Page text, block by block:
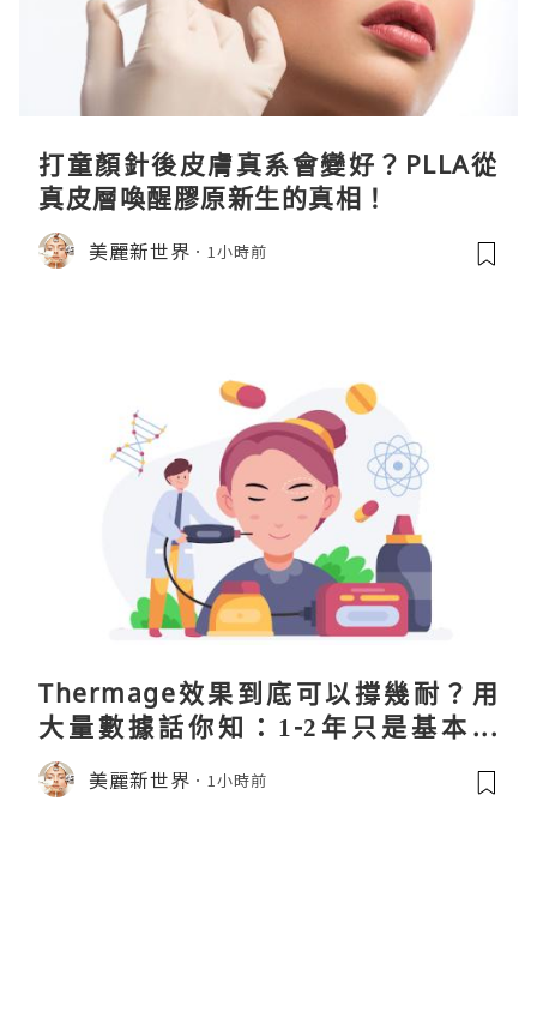
打童顏針後皮膚真系會變好？PLLA從
真皮層喚醒膠原新生的真相！
美麗新世界 1小時前
Thermage效果到底可以撐幾耐？用
大量數據話你知：1-2年只是基本操
作！
美麗新世界 1小時前